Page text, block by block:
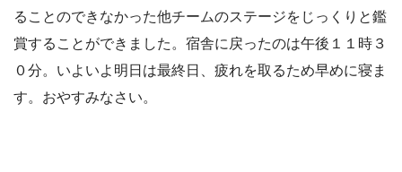
ることのできなかった他チームのステージをじっくりと鑑
賞することができました。宿舎に戻ったのは午後１１時３
０分。いよいよ明日は最終日、疲れを取るため早めに寝ま
す。おやすみなさい。